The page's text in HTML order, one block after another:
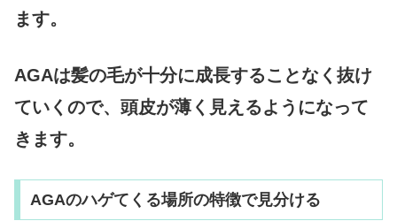
ます。
AGAは髪の毛が十分に成長することなく抜け
ていくので、頭皮が薄く見えるようになって
きます。
AGAのハゲてくる場所の特徴で見分ける